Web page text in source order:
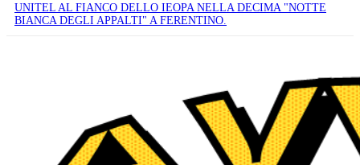
UNITEL AL FIANCO DELLO IEOPA NELLA DECIMA "NOTTE
BIANCA DEGLI APPALTI" A FERENTINO.